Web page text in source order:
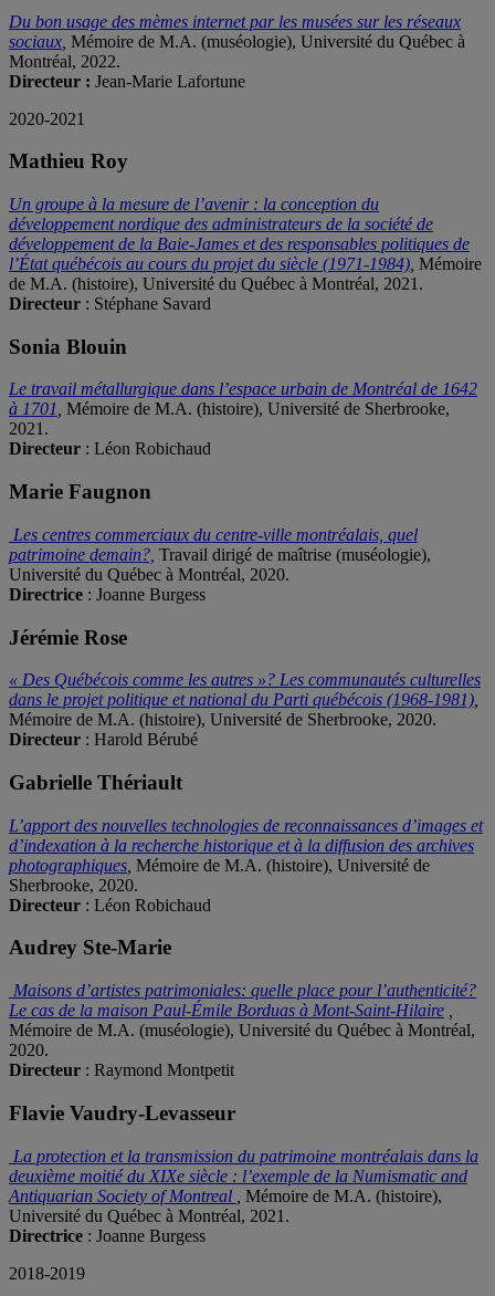
Du bon usage des mèmes internet par les musées sur les réseaux
sociaux Mémoire de M.A. (muséologie), Université du Québec à
Montréal, 2022.
Directeur : Jean-Marie Lafortune
2020-2021
Mathieu Roy
Un groupe à la mesure de l’avenir : la conception du
développement nordique des administrateurs de la société de
développement de la Baie-James et des responsables politiques de
l’État québécois au cours du projet du siècle (1971-1984) Mémoire
de M.A. (histoire), Université du Québec à Montréal, 2021.
Directeur : Stéphane Savard
Sonia Blouin
Le travail métallurgique dans l’espace urbain de Montréal de 1642
à 1701 Mémoire de M.A. (histoire), Université de Sherbrooke,
2021.
Directeur : Léon Robichaud
Marie Faugnon
Les centres commerciaux du centre-ville montréalais, quel
patrimoine demain?, Travail dirigé de maîtrise (muséologie),
Université du Québec à Montréal, 2020.
Directrice : Joanne Burgess
Jérémie Rose
« Des Québécois comme les autres »? Les communautés culturelles
dans le projet politique et national du Parti québécois (1968-1981)
Mémoire de M.A. (histoire), Université de Sherbrooke, 2020.
Directeur : Harold Bérubé
Gabrielle Thériault
L’apport des nouvelles technologies de reconnaissances d’images et
d’indexation à la recherche historique et à la diffusion des archives
photographiques Mémoire de M.A. (histoire), Université de
Sherbrooke, 2020.
Directeur : Léon Robichaud
Audrey Ste-Marie
Maisons d’artistes patrimoniales: quelle place pour l’authenticité?
Le cas de la maison Paul-Émile Borduas à Mont-Saint-Hilaire
Mémoire de M.A. (muséologie), Université du Québec à Montréal,
2020.
Directeur : Raymond Montpetit
Flavie Vaudry-Levasseur
La protection et la transmission du patrimoine montréalais dans la
deuxième moitié du XIXe siècle : l’exemple de la Numismatic and
Antiquarian Society of Montreal
Mémoire de M.A. (histoire),
Université du Québec à Montréal, 2021.
Directrice : Joanne Burgess
2018-2019